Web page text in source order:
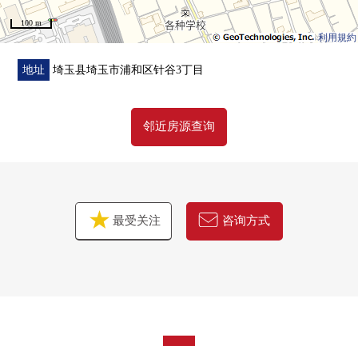
利用規約
100 m
地址 埼玉县埼玉市浦和区针谷3丁目
邻近房源查询
最受关注 咨询方式